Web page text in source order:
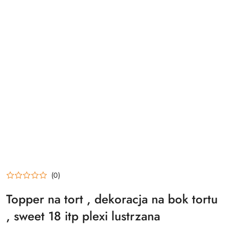
(0)
Topper na tort , dekoracja na bok tortu
, sweet 18 itp plexi lustrzana